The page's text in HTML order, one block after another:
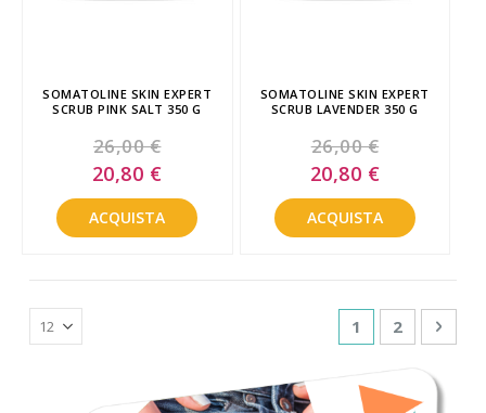
SOMATOLINE SKIN EXPERT
SCRUB PINK SALT 350 G
26,00 €
Special
Price
20,80 €
ACQUISTA
SOMATOLINE SKIN EXPERT
SCRUB LAVENDER 350 G
26,00 €
Special
Price
20,80 €
ACQUISTA
Pagina
Attualmente
1 Pagina
2